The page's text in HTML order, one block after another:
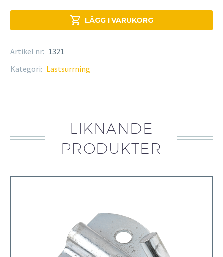
 LÄGG I VARUKORG
Artikel nr: 1321
Kategori: Lastsurrning
LIKNANDE
PRODUKTER